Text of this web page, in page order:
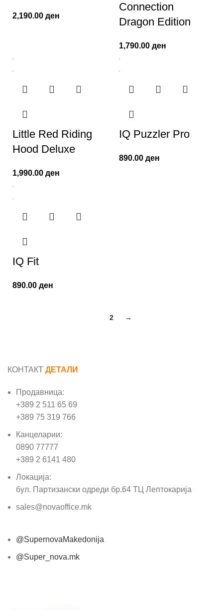
2,190.00 ден
Connection
Dragon Edition
1,790.00 ден
Little Red Riding
Hood Deluxe
1,990.00 ден
IQ Puzzler Pro
890.00 ден
IQ Fit
890.00 ден
2 →
КОНТАКТ ДЕТАЛИ
Продавница:
+389 2 511 65 69
+389 75 319 766
Канцеларии:
0890 77777
+389 2 6141 480
Локација:
бул. Партизански одреди бр.64 ТЦ Лептокарија
sales@novaoffice.mk
@SupernovaMakedonija
@Super_nova.mk